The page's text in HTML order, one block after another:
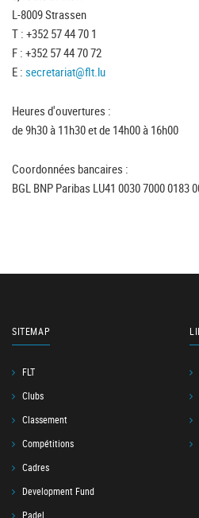
L-8009 Strassen
T : +352 57 44 70 1
F : +352 57 44 70 72
E : secretariat@flt.lu
Heures d'ouvertures :
de 9h30 à 11h30 et de 14h00 à 16h00
Coordonnées bancaires :
BGL BNP Paribas LU41 0030 7000 0183
SITEMAP
FLT
Clubs
Classement
Compétitions
Cadres
Development Fund
Padel